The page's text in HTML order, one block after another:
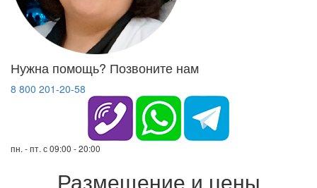
Нужна помощь? Позвоните нам
8 800 201-20-58
пн. - пт. с 09:00 - 20:00
Размещение и цены